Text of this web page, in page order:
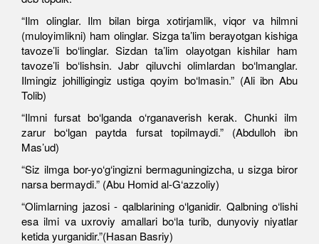
“Ilm olinglar. Ilm bilan birga xotirjamlik, viqor va hilmni
(muloyimlikni) ham olinglar. Sizga ta’lim berayotgan kishiga
tavoze’li bo‘linglar. Sizdan ta’lim olayotgan kishilar ham
tavoze’li bo‘lishsin. Jabr qiluvchi olimlardan bo‘lmanglar.
Ilmingiz johilligingiz ustiga qoyim bo‘lmasin.” (Ali ibn Abu
Tolib)
“Ilmni fursat bo‘lganda o‘rganaverish kerak. Chunki ilm
zarur bo‘lgan paytda fursat topilmaydi.” (Abdulloh ibn
Mas’ud)
“Siz ilmga bor-yo‘g‘ingizni bermaguningizcha, u sizga biror
narsa bermaydi.” (Abu Homid al-G‘azzoliy)
“Olimlarning jazosi - qalblarining o‘lganidir. Qalbning o‘lishi
esa ilmi va uxroviy amallari bo‘la turib, dunyoviy niyatlar
ketida yurganidir.”(Hasan Basriy)